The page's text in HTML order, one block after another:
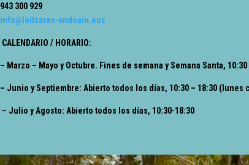
943 300 929
info@leitzaran-andoain.eus
CALENDARIO / HORARIO:
– Marzo – Mayo y Octubre. Fines de semana y Semana Santa, 10:30
– Junio y Septiembre: Abierto todos los días, 10:30 – 18:30 (lunes
– Julio y Agosto: Abierto todos los días, 10:30-18:30